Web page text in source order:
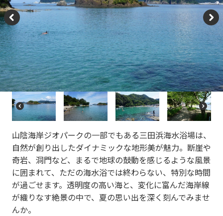
-
P
re
vi
o
u
s
N
e
xt
P
r
e
vi
o
u
s
N
e
xt
山陰海岸ジオパークの一部でもある三田浜海水浴場は、
自然が創り出したダイナミックな地形美が魅力。断崖や
奇岩、洞門など、まるで地球の鼓動を感じるような風景
に囲まれて、ただの海水浴では終わらない、特別な時間
が過ごせます。透明度の高い海と、変化に富んだ海岸線
が織りなす絶景の中で、夏の思い出を深く刻んでみませ
んか。